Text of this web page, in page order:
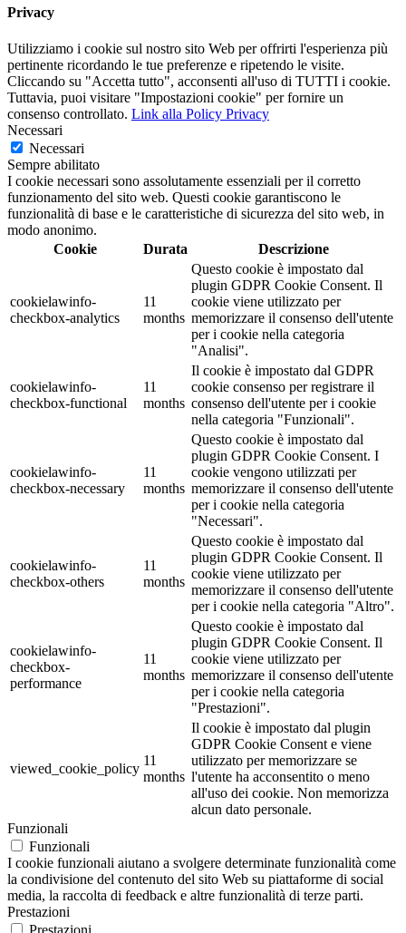
Privacy
Utilizziamo i cookie sul nostro sito Web per offrirti l'esperienza più
pertinente ricordando le tue preferenze e ripetendo le visite.
Cliccando su "Accetta tutto", acconsenti all'uso di TUTTI i cookie.
Tuttavia, puoi visitare "Impostazioni cookie" per fornire un
consenso controllato. Link alla Policy Privacy
Necessari
Necessari
Sempre abilitato
I cookie necessari sono assolutamente essenziali per il corretto
funzionamento del sito web. Questi cookie garantiscono le
funzionalità di base e le caratteristiche di sicurezza del sito web, in
modo anonimo.
Cookie
Durata Descrizione
cookielawinfo-
checkbox-analytics
11
months
Questo cookie è impostato dal
plugin GDPR Cookie Consent. Il
cookie viene utilizzato per
memorizzare il consenso dell'utente
per i cookie nella categoria
"Analisi".
cookielawinfo-
checkbox-functional
11
months
Il cookie è impostato dal GDPR
cookie consenso per registrare il
consenso dell'utente per i cookie
nella categoria "Funzionali".
cookielawinfo-
checkbox-necessary
11
months
Questo cookie è impostato dal
plugin GDPR Cookie Consent. I
cookie vengono utilizzati per
memorizzare il consenso dell'utente
per i cookie nella categoria
"Necessari".
cookielawinfo-
checkbox-others
11
months
Questo cookie è impostato dal
plugin GDPR Cookie Consent. Il
cookie viene utilizzato per
memorizzare il consenso dell'utente
per i cookie nella categoria "Altro".
cookielawinfo-
checkbox-
performance
11
months
Questo cookie è impostato dal
plugin GDPR Cookie Consent. Il
cookie viene utilizzato per
memorizzare il consenso dell'utente
per i cookie nella categoria
"Prestazioni".
viewed_cookie_policy
11
months
Il cookie è impostato dal plugin
GDPR Cookie Consent e viene
utilizzato per memorizzare se
l'utente ha acconsentito o meno
all'uso dei cookie. Non memorizza
alcun dato personale.
Funzionali
Funzionali
I cookie funzionali aiutano a svolgere determinate funzionalità come
la condivisione del contenuto del sito Web su piattaforme di social
media, la raccolta di feedback e altre funzionalità di terze parti.
Prestazioni
Prestazioni